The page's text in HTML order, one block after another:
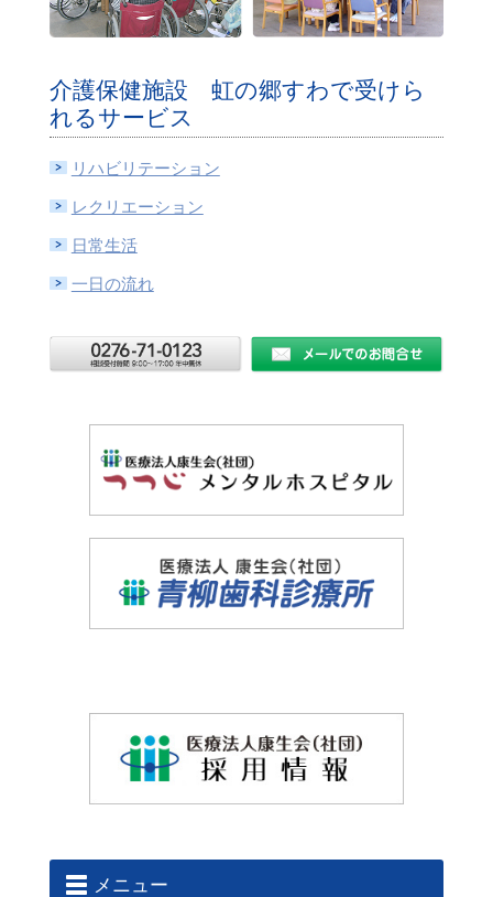
介護保健施設 虹の郷すわで受けら
れるサービス
リハビリテーション
レクリエーション
日常生活
一日の流れ
メニュー